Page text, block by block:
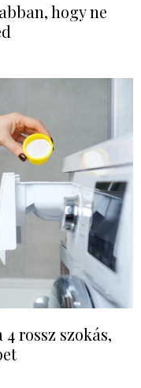
hogy ne
rossz szokás,